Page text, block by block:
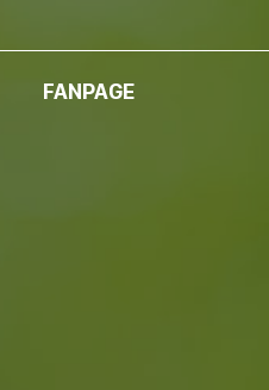
FANPAGE